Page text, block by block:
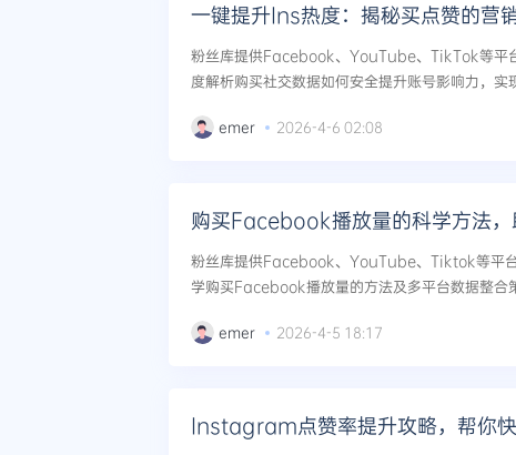
一键提升Ins热度：揭秘买点赞的营
粉丝库提供Facebook、YouTube、TikTok等平
度解析购买社交数据如何安全提升账号影响力，实
emer 2026-4-6 02:08
购买Facebook播放量的科学方法，
粉丝库提供Facebook、YouTube、Tiktok等平
学购买Facebook播放量的方法及多平台数据整合
emer 2026-4-5 18:17
Instagram点赞率提升攻略，帮你快